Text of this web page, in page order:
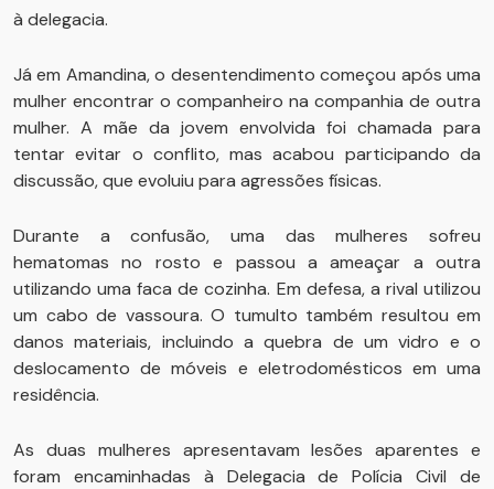
à delegacia.
Já em Amandina, o desentendimento começou após uma
mulher encontrar o companheiro na companhia de outra
mulher. A mãe da jovem envolvida foi chamada para
tentar evitar o conflito, mas acabou participando da
discussão, que evoluiu para agressões físicas.
Durante a confusão, uma das mulheres sofreu
hematomas no rosto e passou a ameaçar a outra
utilizando uma faca de cozinha. Em defesa, a rival utilizou
um cabo de vassoura. O tumulto também resultou em
danos materiais, incluindo a quebra de um vidro e o
deslocamento de móveis e eletrodomésticos em uma
residência.
As duas mulheres apresentavam lesões aparentes e
foram encaminhadas à Delegacia de Polícia Civil de